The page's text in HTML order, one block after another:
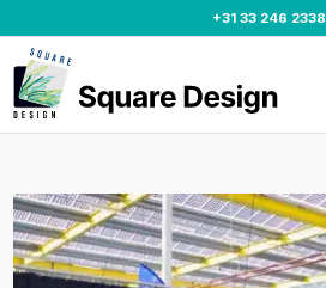
+31 33 246 2338